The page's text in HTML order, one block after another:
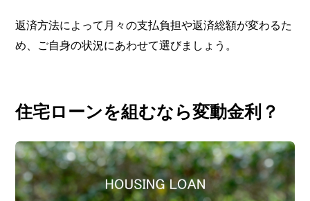
返済方法によって月々の支払負担や返済総額が変わるた
め、ご自身の状況にあわせて選びましょう。
住宅ローンを組むなら変動金利？